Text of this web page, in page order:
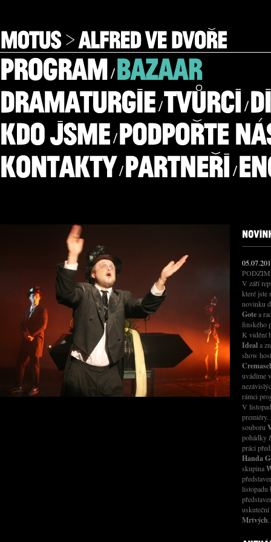
/
/
/
/
/
/
V září
které jste
novinku
Gotea
finského
K vidění
Ideala
show
uvádíme
rámci
V
premiéry.
souboru
pohádky
práci
Handa
skupina
listopadu
Mrtvých.